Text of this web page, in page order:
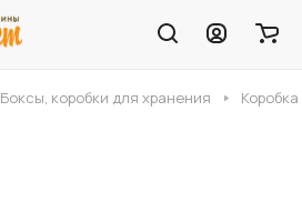
Боксы, коробки для хранения